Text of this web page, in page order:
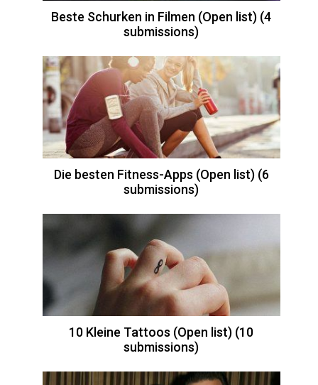
Beste Schurken in Filmen (Open list) (4
submissions)
Die besten Fitness-Apps (Open list) (6
submissions)
10 Kleine Tattoos (Open list) (10
submissions)